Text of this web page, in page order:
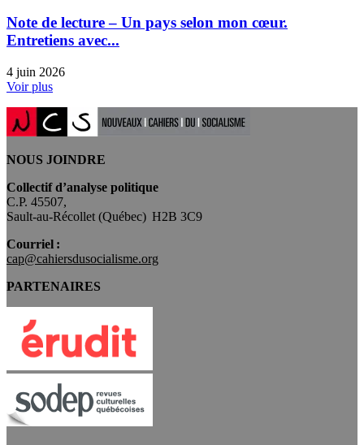
Note de lecture – Un pays selon mon cœur.
Entretiens avec...
4 juin 2026
Voir plus
NOUS JOINDRE
Collectif d’analyse politique
C.P. 45507,
Sault-au-Récollet (Québec) H2B 3C9
Courriel :
cap@cahiersdusocialisme.org
PARTENAIRES